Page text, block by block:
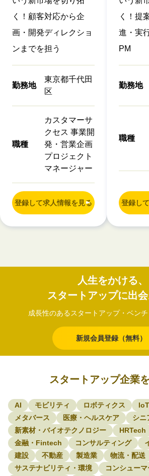
く！顧客対応から企
画・開発ディレクショ
ンまでを担う
勤務地
東京都千代田
区
職種
カスタマーサ
クセス 事業開
発・営業企画
プロジェクト
マネージャー
登録して求人情報を見る
く！提
進・実
PM
勤務地
職種
登録し
人生をかける、
スタートアップに出会
成長性のあるスタートアップ・ベン
新規会員登録（無料）
スタートアップ企業
AI モビリティ ロボティクス IoT
メタバース
医療・ヘルスケア
シニ
新素材・バイオテクノロジー
HRTech
金融・Fintech
コンサルティング
建設
不動産 製造業
物流・配送
サステナビリティ・環境
コンシュー